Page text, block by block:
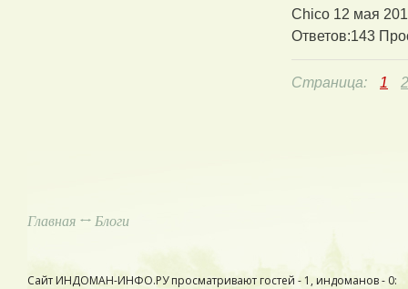
Chico 12 мая
Ответов:143
Страница: 1 2
Главная ↔ Блоги
Сайт ИНДОМАН-ИНФО.РУ просматривают гостей - 1, индоманов - 0: